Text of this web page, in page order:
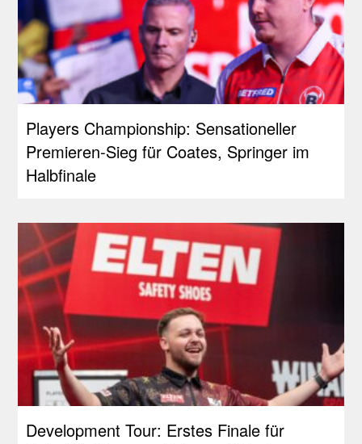
Players Championship: Sensationeller
Premieren-Sieg für Coates, Springer im
Halbfinale
Development Tour: Erstes Finale für